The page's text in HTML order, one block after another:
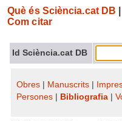
Què és Sciència.cat DB
Com citar
Id Sciència.cat DB
Obres Manuscrits
Persones
Bibliografia